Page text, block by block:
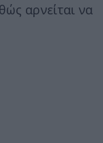
αρνείται να